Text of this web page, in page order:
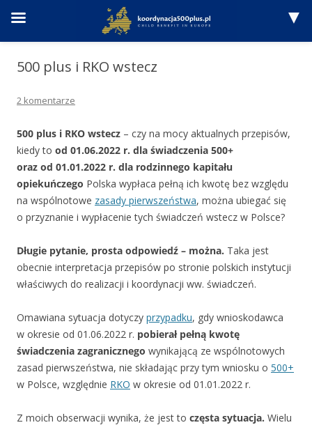
Przejdź
treści
500 plus i RKO wstecz
2 komentarze
500 plus i RKO wstecz – czy na mocy aktualnych przepisów,
kiedy to od 01.06.2022 r. dla świadczenia 500+
oraz od 01.01.2022 r. dla rodzinnego kapitału
opiekuńczego Polska wypłaca pełną ich kwotę bez względu
na wspólnotowe zasady pierwszeństwa, można ubiegać się
o przyznanie i wypłacenie tych świadczeń wstecz w Polsce?
Długie pytanie, prosta odpowiedź – można. Taka jest
obecnie interpretacja przepisów po stronie polskich instytucji
właściwych do realizacji i koordynacji ww. świadczeń.
Omawiana sytuacja dotyczy przypadku, gdy wnioskodawca
w okresie od 01.06.2022 r. pobierał pełną kwotę
świadczenia zagranicznego wynikającą ze wspólnotowych
zasad pierwszeństwa, nie składając przy tym wniosku o 500+
w Polsce, względnie RKO w okresie od 01.01.2022 r.
Z moich obserwacji wynika, że jest to częsta sytuacja. Wielu